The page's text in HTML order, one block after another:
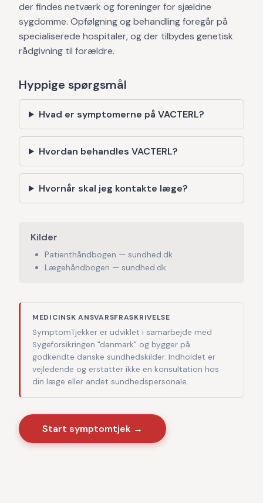
der findes netværk og foreninger for sjældne
sygdomme. Opfølgning og behandling foregår på
specialiserede hospitaler, og der tilbydes genetisk
rådgivning til forældre.
Hyppige spørgsmål
Hvad er symptomerne på VACTERL?
Hvordan behandles VACTERL?
Hvornår skal jeg kontakte læge?
Kilder
Patienthåndbogen — sundhed.dk
Lægehåndbogen — sundhed.dk
MEDICINSK ANSVARSFRASKRIVELSE
SymptomTjekker er udviklet i samarbejde med
Sygeforsikringen "danmark" og bygger på
godkendte danske sundhedskilder. Indholdet er
vejledende og erstatter ikke en konsultation hos
din læge eller andet sundhedspersonale.
Start symptomtjek →